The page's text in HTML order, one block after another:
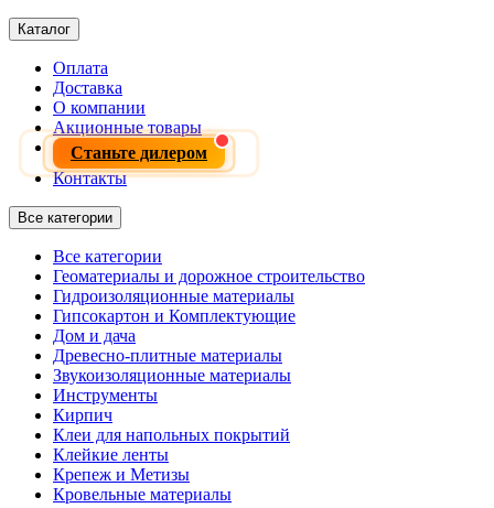
Каталог
Оплата
Доставка
О компании
Акционные товары
Станьте дилером
Контакты
Все категории
Все категории
Геоматериалы и дорожное строительство
Гидроизоляционные материалы
Гипсокартон и Комплектующие
Дом и дача
Древесно-плитные материалы
Звукоизоляционные материалы
Инструменты
Кирпич
Клеи для напольных покрытий
Клейкие ленты
Крепеж и Метизы
Кровельные материалы